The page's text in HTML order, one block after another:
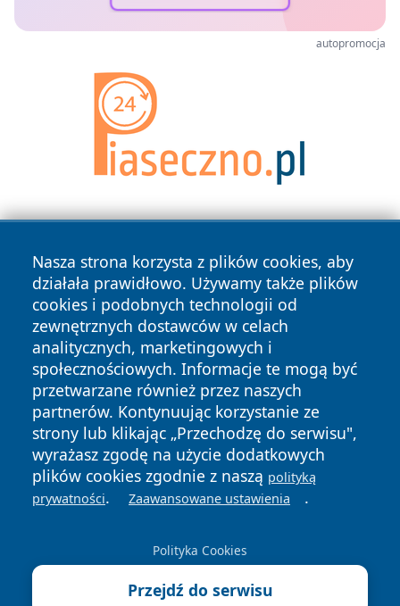
autopromocja
Nasza strona korzysta z plików cookies, aby
działała prawidłowo. Używamy także plików
cookies i podobnych technologii od
zewnętrznych dostawców w celach
analitycznych, marketingowych i
społecznościowych. Informacje te mogą być
przetwarzane również przez naszych
partnerów. Kontynuując korzystanie ze
strony lub klikając „Przechodzę do serwisu",
wyrażasz zgodę na użycie dodatkowych
plików cookies zgodnie z naszą polityką
prywatności. Zaawansowane ustawienia .
Polityka Cookies
Przejdź do serwisu
Copyright © 2026 bedzinski24.pl Wszystkie prawa
zastrzeżone.
News Autorzy
Polityka
Prywatności
Polityka
Cookies